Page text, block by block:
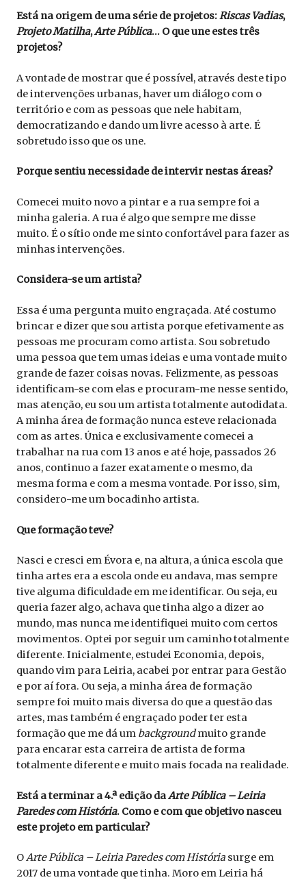
Está na origem de uma série de projetos:Riscas Vadias,
Projeto Matilha,Arte Pública… O que une estes três
projetos?
A vontade de mostrar que é possível, através deste tipo
de intervenções urbanas, haver um diálogo com o
território e com as pessoas que nele habitam,
democratizando e dando um livre acesso à arte. É
sobretudo isso que os une.
Porque sentiu necessidade de intervir nestas áreas?
Comecei muito novo a pintar e a rua sempre foi a
minha galeria. A rua é algo que sempre me disse
muito. É o sítio onde me sinto confortável para fazer as
minhas intervenções.
Considera-se um artista?
Essa é uma pergunta muito engraçada. Até costumo
brincar e dizer que sou artista porque efetivamente as
pessoas me procuram como artista. Sou sobretudo
uma pessoa que tem umas ideias e uma vontade muito
grande de fazer coisas novas. Felizmente, as pessoas
identificam-se com elas e procuram-me nesse sentido,
mas atenção, eu sou um artista totalmente autodidata.
A minha área de formação nunca esteve relacionada
com as artes. Única e exclusivamente comecei a
trabalhar na rua com 13 anos e até hoje, passados 26
anos, continuo a fazer exatamente o mesmo, da
mesma forma e com a mesma vontade. Por isso, sim,
considero-me um bocadinho artista.
Que formação teve?
Nasci e cresci em Évora e, na altura, a única escola que
tinha artes era a escola onde eu andava, mas sempre
tive alguma dificuldade em me identificar. Ou seja, eu
queria fazer algo, achava que tinha algo a dizer ao
mundo, mas nunca me identifiquei muito com certos
movimentos. Optei por seguir um caminho totalmente
diferente. Inicialmente, estudei Economia, depois,
quando vim para Leiria, acabei por entrar para Gestão
e por aí fora. Ou seja, a minha área de formação
sempre foi muito mais diversa do que a questão das
artes, mas também é engraçado poder ter esta
formação que me dá um backgroundmuito grande
para encarar esta carreira de artista de forma
totalmente diferente e muito mais focada na realidade.
Está a terminar a 4.ª edição daArte Pública – Leiria
Paredes com História. Como e com que objetivo nasceu
este projeto em particular?
OArte Pública – Leiria Paredes com História surge em
2017 de uma vontade que tinha. Moro em Leiria há